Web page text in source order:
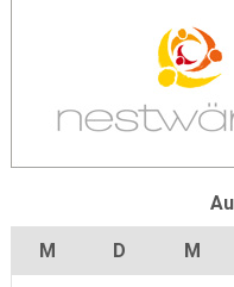
M D M